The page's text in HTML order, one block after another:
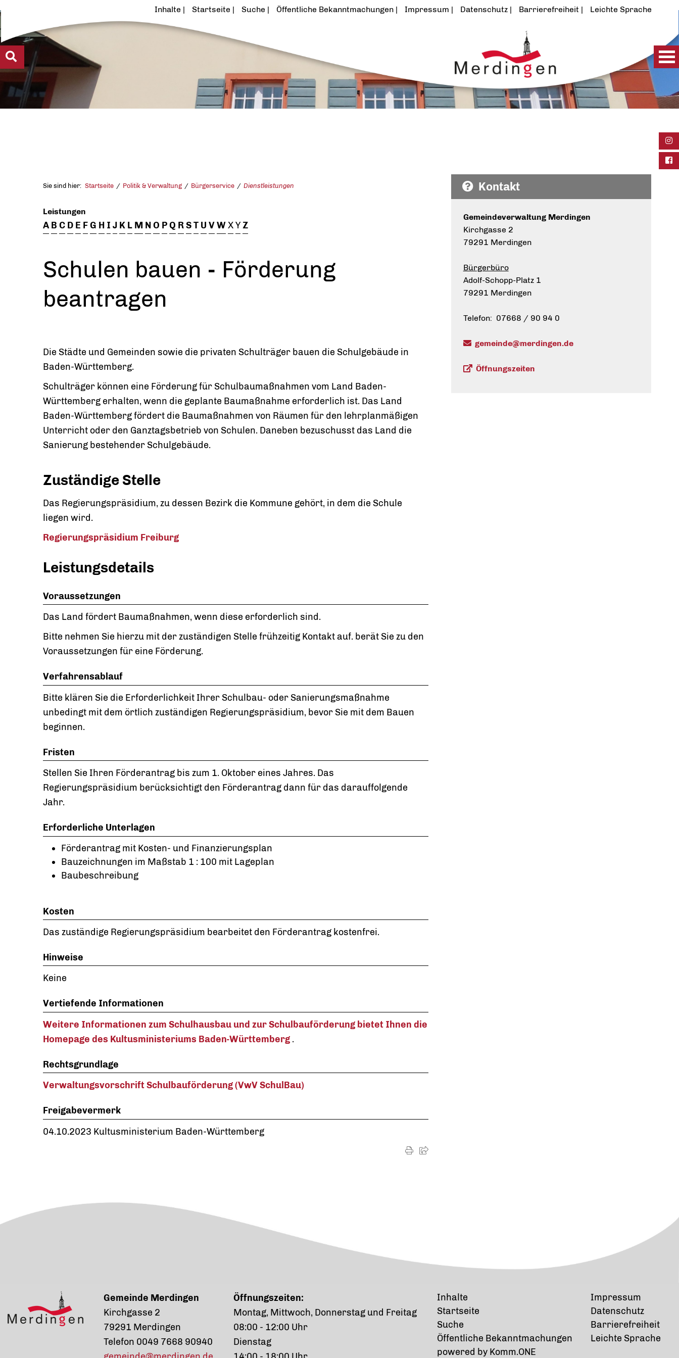
Inhalte Startseite Suche Öffentliche Bekanntmachungen Impressum Datenschutz Barrierefreiheit Leichte Sprache
Sie sind hier: Startseite Politik & Verwaltung Bürgerservice Dienstleistungen
Leistungen
A B C D E FG H I J K L M NO PQ RST U VWXYZ
Schulen bauen - Förderung
beantragen
Die Städte und Gemeinden sowie die privaten Schulträger bauen die Schulgebäude in
Baden-Württemberg.
Schulträger können eine Förderung für Schulbaumaßnahmen vom Land Baden-
Württemberg erhalten, wenn die geplante Baumaßnahme erforderlich ist. Das Land
Baden-Württemberg fördert die Baumaßnahmen von Räumen für den lehrplanmäßigen
Unterricht oder den Ganztagsbetrieb von Schulen. Daneben bezuschusst das Land die
Sanierung bestehender Schulgebäude.
Zuständige Stelle
Das Regierungspräsidium, zu dessen Bezirk die Kommune gehört, in dem die Schule
liegen wird.
Regierungspräsidium Freiburg
Leistungsdetails
Voraussetzungen
Das Land fördert Baumaßnahmen, wenn diese erforderlich sind.
Bitte nehmen Sie hierzu mit der zuständigen Stelle frühzeitig Kontakt auf. berät Sie zu den
Voraussetzungen für eine Förderung.
Verfahrensablauf
Bitte klären Sie die Erforderlichkeit Ihrer Schulbau- oder Sanierungsmaßnahme
unbedingt mit dem örtlich zuständigen Regierungspräsidium, bevor Sie mit dem Bauen
beginnen.
Fristen
Stellen Sie Ihren Förderantrag bis zum 1. Oktober eines Jahres. Das
Regierungspräsidium berücksichtigt den Förderantrag dann für das darauffolgende
Jahr.
Erforderliche Unterlagen
Förderantrag mit Kosten- und Finanzierungsplan
Bauzeichnungen im Maßstab 1 : 100 mit Lageplan
Baubeschreibung
Kosten
Das zuständige Regierungspräsidium bearbeitet den Förderantrag kostenfrei.
Hinweise
Keine
Vertiefende Informationen
Weitere Informationen zum Schulhausbau und zur Schulbauförderung bietet Ihnen die
Homepage des Kultusministeriums Baden-Württemberg .
Rechtsgrundlage
Verwaltungsvorschrift Schulbauförderung (VwV SchulBau)
Freigabevermerk
04.10.2023 Kultusministerium Baden-Württemberg
Kontakt
Gemeindeverwaltung Merdingen
Kirchgasse 2
79291 Merdingen
Bürgerbüro
Adolf-Schopp-Platz 1
79291 Merdingen
Telefon: 07668 / 90 94 0
gemeinde@merdingen.de
Öffnungszeiten
Gemeinde Merdingen
Kirchgasse 2
79291 Merdingen
Telefon 0049 7668 90940
Öffnungszeiten:
Montag, Mittwoch, Donnerstag und Freitag
08:00 - 12:00 Uhr
Dienstag
Inhalte
Startseite
Suche
Öffentliche Bekanntmachungen
powered by Komm.ONE
Impressum
Datenschutz
Barrierefreiheit
Leichte Sprache